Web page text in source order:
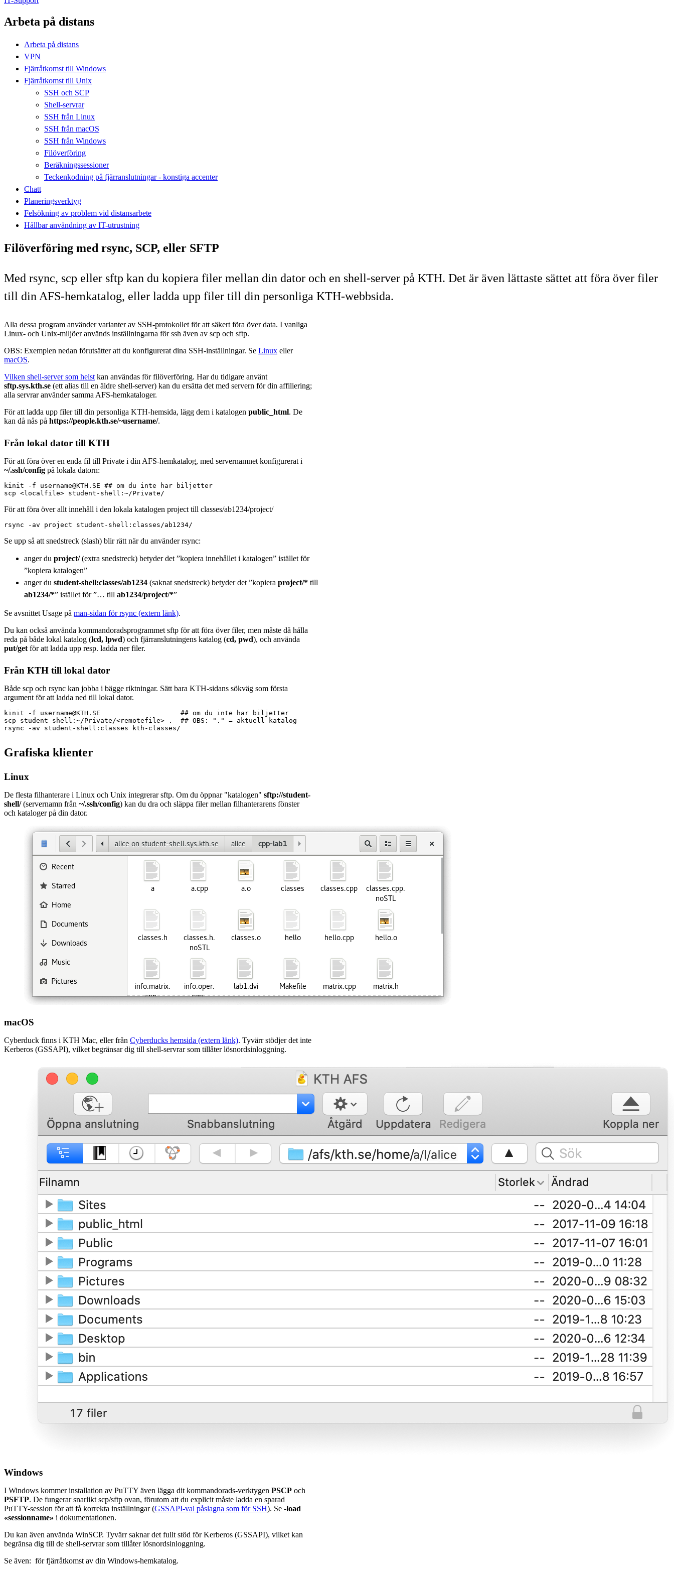
Arbeta på distans
Arbeta på distans
VPN
Fjärråtkomst till Windows
Fjärråtkomst till Unix
SSH och SCP
Shell-servrar
SSH från Linux
SSH från macOS
SSH från Windows
Filöverföring
Beräkningssessioner
Teckenkodning på fjärranslutningar - konstiga accenter
Chatt
Planeringsverktyg
Felsökning av problem vid distansarbete
Hållbar användning av IT-utrustning
Filöverföring med rsync, SCP, eller SFTP
Med rsync, scp eller sftp kan du kopiera filer mellan din dator och en shell-server på KTH. Det är även lättaste sättet att föra över filer
till din AFS-hemkatalog, eller ladda upp filer till din personliga KTH-webbsida.
Alla dessa program använder varianter av SSH-protokollet för att säkert föra över data. I vanliga
Linux- och Unix-miljöer används inställningarna för ssh även av scp och sftp.
OBS: Exemplen nedan förutsätter att du konfigurerat dina SSH-inställningar. Se Linux eller
macOS.
Vilken shell-server som helst kan användas för filöverföring. Har du tidigare använt
sftp.sys.kth.se (ett alias till en äldre shell-server) kan du ersätta det med servern för din affiliering;
alla servrar använder samma AFS-hemkataloger.
För att ladda upp filer till din personliga KTH-hemsida, lägg dem i katalogen public_html. De
kan då nås på https://people.kth.se/~username/.
Från lokal dator till KTH
För att föra över en enda fil till Private i din AFS-hemkatalog, med servernamnet konfigurerat i
~/.ssh/config på lokala datorn:
kinit -f username@KTH.SE ## om du inte har biljetter
scp <localfile> student-shell:~/Private/
För att föra över allt innehåll i den lokala katalogen project till classes/ab1234/project/
rsync -av project student-shell:classes/ab1234/
Se upp så att snedstreck (slash) blir rätt när du använder rsync:
anger du project/(extra snedstreck) betyder det ”kopiera innehållet i katalogen” istället för
”kopiera katalogen”
anger du student-shell:classes/ab1234 (saknat snedstreck) betyder det ”kopiera project/* till
ab1234/*” istället för ”… till ab1234/project/*”
Se avsnittet Usage på man-sidan för rsync (extern länk).
Du kan också använda kommandoradsprogrammet sftp för att föra över filer, men måste då hålla
reda på både lokal katalog (lcd, lpwd) och fjärranslutningens katalog (cd, pwd), och använda
put/get för att ladda upp resp. ladda ner filer.
Från KTH till lokal dator
Både scp och rsync kan jobba i bägge riktningar. Sätt bara KTH-sidans sökväg som första
argument för att ladda ned till lokal dator.
kinit -f username@KTH.SE                    ## om du inte har biljetter
scp student-shell:~/Private/<remotefile> .  ## OBS: "." = aktuell katalog
Grafiska klienter
Linux
De flesta filhanterare i Linux och Unix integrerar sftp. Om du öppnar "katalogen" sftp://student-
shell/(servernamn från ~/.ssh/config) kan du dra och släppa filer mellan filhanterarens fönster
och kataloger på din dator.
macOS
Cyberduck finns i KTH Mac, eller från Cyberducks hemsida (extern länk). Tyvärr stödjer det inte
Kerberos (GSSAPI), vilket begränsar dig till shell-servrar som tillåter lösnordsinloggning.
Windows
I Windows kommer installation av PuTTY även lägga dit kommandorads-verktygen PSCP och
PSFTP. De fungerar snarlikt scp/sftp ovan, förutom att du explicit måste ladda en sparad
PuTTY-session för att få korrekta inställningar (GSSAPI-val påslagna som för SSH). Se -load
«sessionname» i dokumentationen.
Du kan även använda WinSCP. Tyvärr saknar det fullt stöd för Kerberos (GSSAPI), vilket kan
begränsa dig till de shell-servrar som tillåter lösnordsinloggning.
Se även: för fjärråtkomst av din Windows-hemkatalog.